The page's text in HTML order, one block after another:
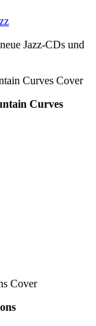
Jazz-CDs und
Curves